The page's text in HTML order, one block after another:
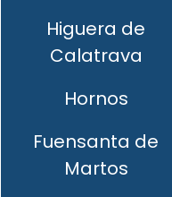
Higuera de
Calatrava
Hornos
Fuensanta de
Martos